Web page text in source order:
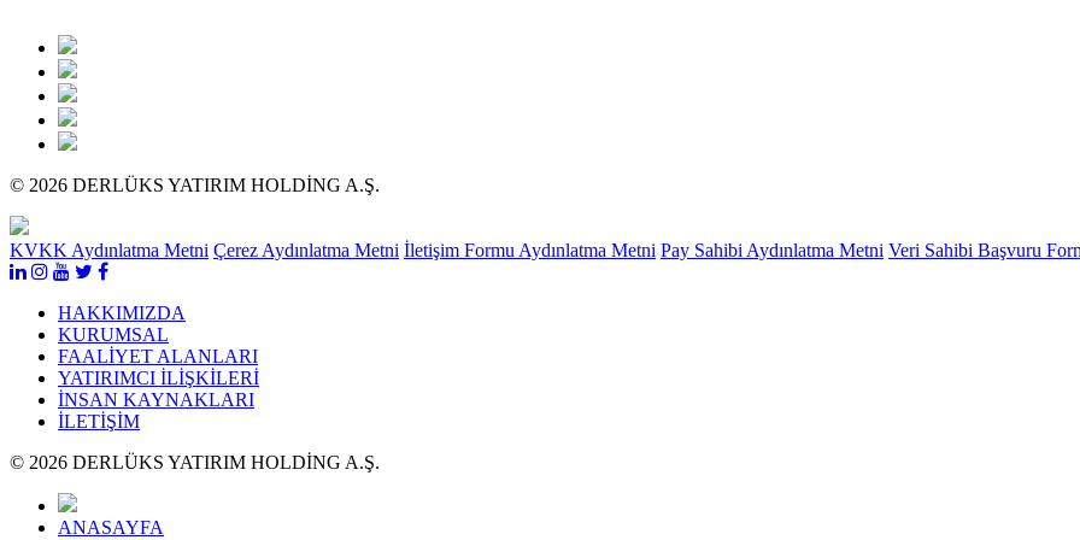
© 2026 DERLÜKS YATIRIM HOLDİNG A.Ş.
KVKK Aydınlatma Metni Çerez Aydınlatma Metni İletişim Formu Aydınlatma Metni Pay Sahibi Aydınlatma Metni Veri Sahibi Başvuru
HAKKIMIZDA
KURUMSAL
FAALİYET ALANLARI
YATIRIMCI İLİŞKİLERİ
İNSAN KAYNAKLARI
İLETİŞİM
© 2026 DERLÜKS YATIRIM HOLDİNG A.Ş.
ANASAYFA